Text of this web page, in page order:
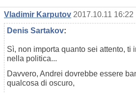
Vladimir Karputov 2017.10.11 16:22
Denis Sartakov:
Sì, non importa quanto sei attento, ti
nella politica...
Davvero, Andrei dovrebbe essere
qualcosa di oscuro,